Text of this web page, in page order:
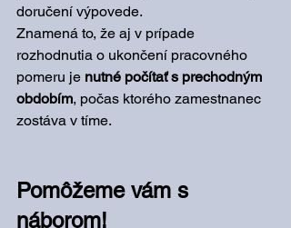
doručení výpovede.
Znamená to, že aj v prípade
rozhodnutia o ukončení pracovného
pomeru je nutné počítať s prechodným
obdobím, počas ktorého zamestnanec
zostáva v tíme.
Pomôžeme vám s
náborom!